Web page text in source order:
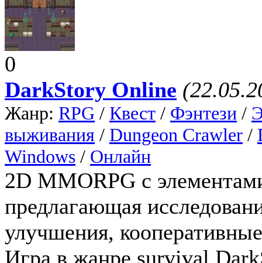
0
DarkStory Online
Жанр: RPG / Квест / Фэнтези /
выживания / Dungeon Crawler /
Windows / Онлайн
2D MMORPG с
предлагающая
улучшения,
Игра в жанре survival